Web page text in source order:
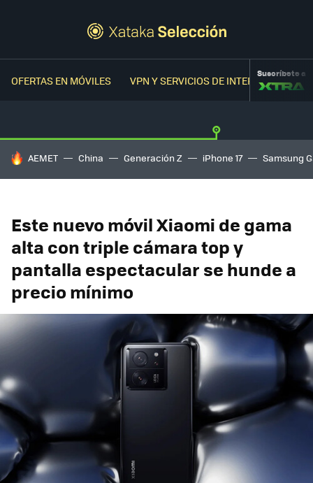
OFERTAS EN MÓVILES VPN Y SERVICIOS DE INTERNETSuscríbete a
HOY SE HABLA DE
AEMET China Generación Z iPhone 17 Samsung
Este nuevo móvil Xiaomi de gama
alta con triple cámara top y
pantalla espectacular se hunde a
precio mínimo